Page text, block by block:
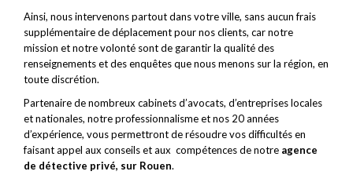
Ainsi, nous intervenons partout dans votre ville, sans aucun frais
supplémentaire de déplacement pour nos clients, car notre
mission et notre volonté sont de garantir la qualité des
renseignements et des enquêtes que nous menons sur la région, en
toute discrétion.
Partenaire de nombreux cabinets d’avocats, d’entreprises locales
et nationales, notre professionnalisme et nos 20 années
d’expérience, vous permettront de résoudre vos difficultés en
faisant appel aux conseils et aux compétences de notre agence
de détective privé, sur Rouen.